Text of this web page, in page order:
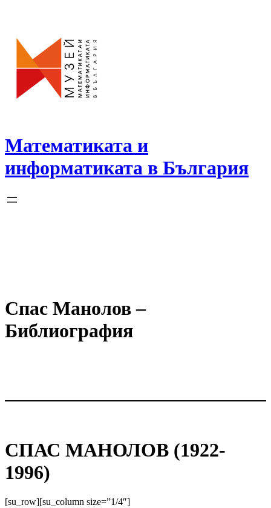
Математиката и
информатиката в България
Спас Манолов –
Библиография
СПАС МАНОЛОВ (1922-
1996)
[su_row][su_column size=”1/4″]